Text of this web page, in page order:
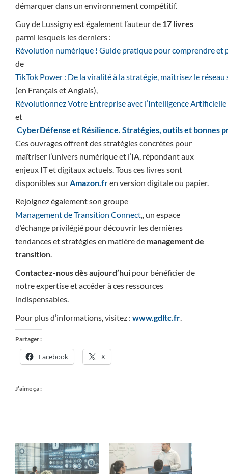
démarquer dans un environnement compétitif.
Guy de Lussigny est également l’auteur de 17 livres
parmi lesquels les derniers :
Révolution numérique ! Guide pratique pour comprendre et
de
TikTok Power : De la viralité à la stratégie, maîtrisez le
(en Français et Anglais),
Révolutionnez Votre Entreprise avec l’Intelligence
et
CyberDéfense et Résilience. Stratégies, outils et bonnes
Ces ouvrages offrent des stratégies concrètes pour
maîtriser l’univers numérique et l’IA, répondant aux
enjeux IT et digitaux actuels. Tous ces livres sont
disponibles surAmazon.fren version digitale ou papier.
Rejoignez également son groupe
Management de Transition Connect,, un espace
d’échange privilégié pour découvrir les dernières
tendances et stratégies en matière de management de
transition.
Contactez-nous dès aujourd’hui pour bénéficier de
notre expertise et accéder à ces ressources
indispensables.
Pour plus d’informations, visitez : www.gdltc.fr.
Partager :
Facebook X
J’aime ça :